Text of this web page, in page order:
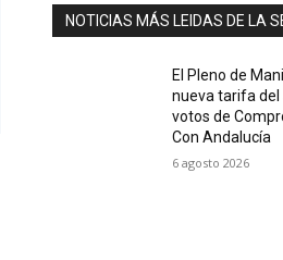
NOTICIAS MÁS LEIDAS DE LA
El Pleno de
nueva tarifa del
votos de
Con Andalucía
6 agosto 2026